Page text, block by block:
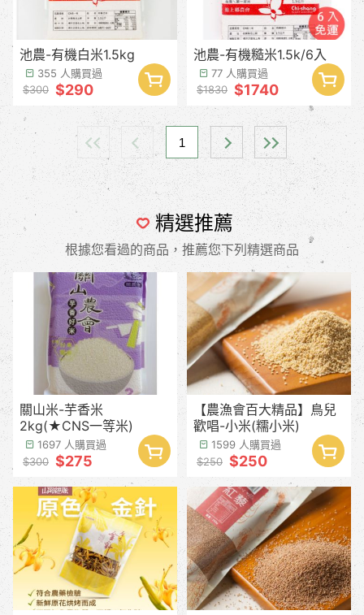
池農-有機白米1.5kg
355 人購買過
$300 $290
池農-有機糙米1.5k/6入
77 人購買過
$1830 $1740
1
精選推薦
根據您看過的商品，推薦您下列精選商品
關山米-芋香米
2kg(★CNS一等米)
1697 人購買過
$300 $275
【農漁會百大精品】鳥兒
歡唱-小米(糯小米)
1599 人購買過
$250 $250